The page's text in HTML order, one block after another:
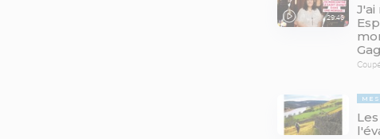
29:46
J'ai